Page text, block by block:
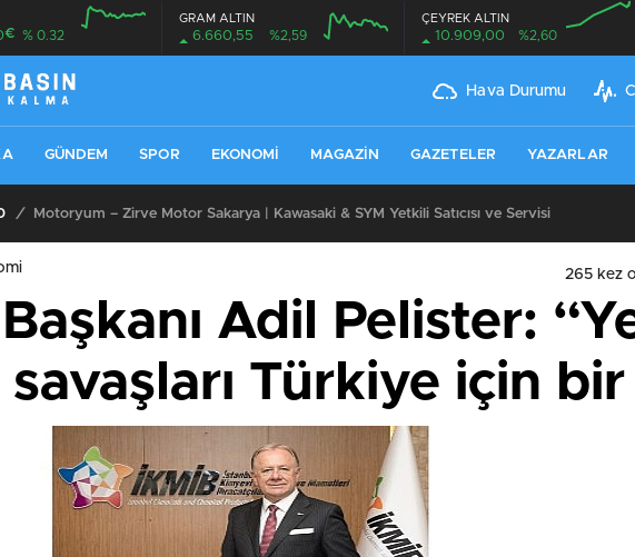
€ % 0.32
GRAM ALTIN
6.660,55 %2,59
ÇEYREK ALTIN
10.909,00 %2,60
Hava Durumu
GÜNDEM SPOR EKONOMI MAGAZIN GAZETELER YAZARLAR
/ SEO Uyumlu Web Siteleri Uzun Vadede Ne Kazandırır?
265 kez
Başkanı Adil Pelister:
Türkiye için